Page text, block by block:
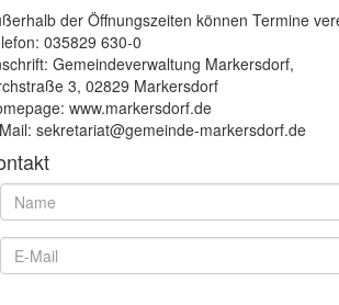
der Öffnungszeiten können Termine
035829 630-0
Gemeindeverwaltung Markersdorf,
3, 02829 Markersdorf
www.markersdorf.de
sekretariat@gemeinde-markersdorf.de